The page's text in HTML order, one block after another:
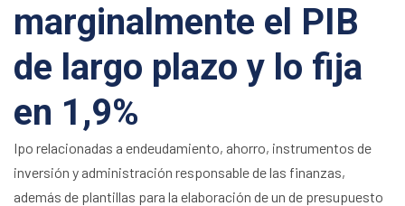
marginalmente el PIB
de largo plazo y lo fija
en 1,9%
Ipo relacionadas a endeudamiento, ahorro, instrumentos de
inversión y administración responsable de las finanzas,
además de plantillas para la elaboración de un de presupuesto